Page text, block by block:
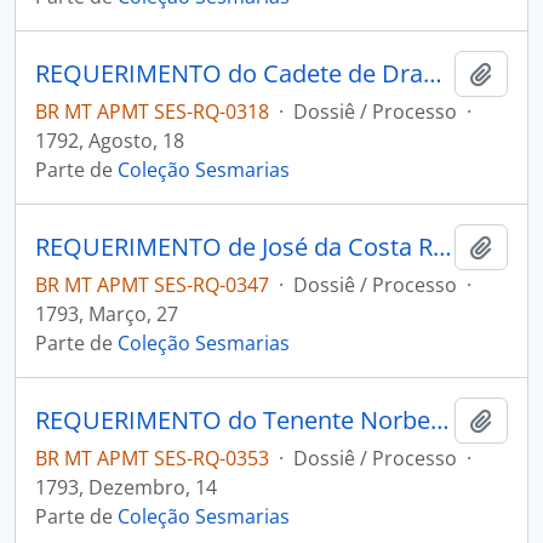
REQUERIMENTO do Cadete de Dragões Joaquim José Pinto de Figueiredo ao Governador e Capitão-General da Capitania de Mato Grosso João de Albuquerque de Melo Pereira e Cáceres.
BR MT APMT SES-RQ-0318 · Dossiê / Processo ·
1792, Agosto, 18
Parte de Coleção Sesmarias
REQUERIMENTO de José da Costa Ribeiro ao Governador e Capitão-General da Capitania de Mato Grosso João de Albuquerque de Melo Pereira e Cáceres.
BR MT APMT SES-RQ-0347 · Dossiê / Processo ·
1793, Março, 27
Parte de Coleção Sesmarias
REQUERIMENTO do Tenente Norberto Cardoso de Figueiredo ao Governador e Capitão-General da Capitania de Mato Grosso João de Albuquerque de Melo Pereira e Cáceres.
BR MT APMT SES-RQ-0353 · Dossiê / Processo ·
1793, Dezembro, 14
Parte de Coleção Sesmarias